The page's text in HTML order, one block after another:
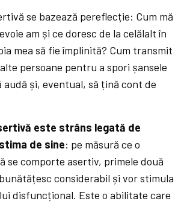
se bazează pereflecție: Cum mă
am și ce doresc de la celălalt în
mea să fie împlinită? Cum transmit
persoane pentru a spori șansele
audă și, eventual, să țină cont de
este strâns legată de
de sine: pe măsură ce o
se comporte asertiv, primele două
considerabil și vor stimula
disfuncțional. Este o abilitate care